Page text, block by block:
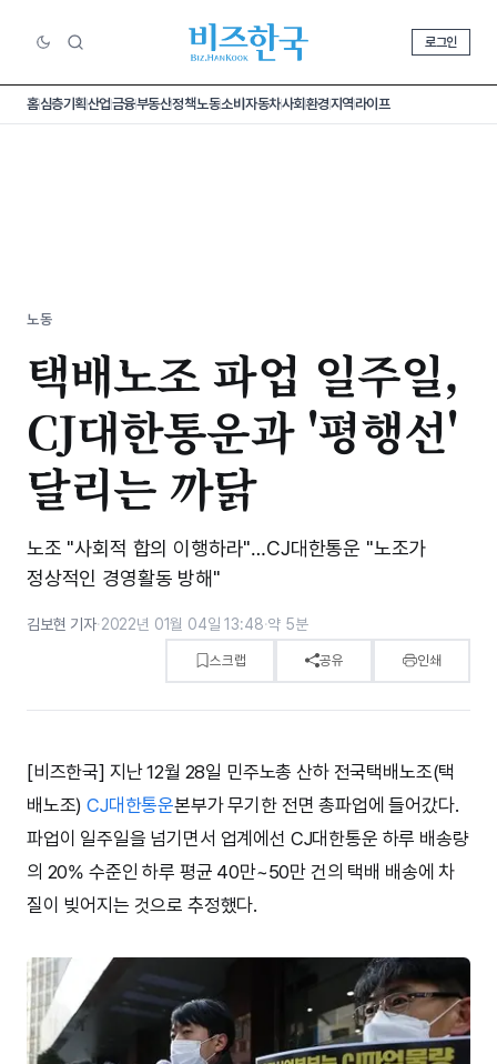
로그인
홈심층기획산업금융부동산정책노동소비 자동차사회환경지역라이프
노동
택배노조 파업 일주일,
CJ대한통운과 '평행선'
달리는 까닭
노조 "사회적 합의 이행하라"…CJ대한통운 "노조가
정상적인 경영활동 방해"
김보현 기자·2022년 01월 04일 13:48·약 5분
스크랩 공유 인쇄
[비즈한국] 지난 12월 28일 민주노총 산하 전국택배노조(택
배노조)CJ대한통운본부가 무기한 전면 총파업에 들어갔다.
파업이 일주일을 넘기면서 업계에선 CJ대한통운 하루 배송량
의 20% 수준인 하루 평균 40만~50만 건의 택배 배송에 차
질이 빚어지는 것으로 추정했다.